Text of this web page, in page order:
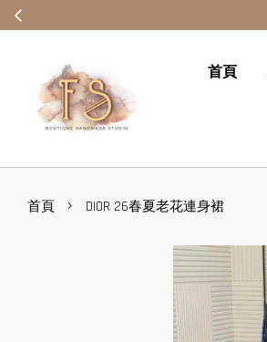
首頁
首頁 › DIOR 26春夏老花連身裙